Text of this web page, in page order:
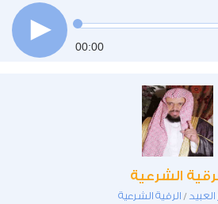
00:00
الشرعية
/ الرقية الشرعية